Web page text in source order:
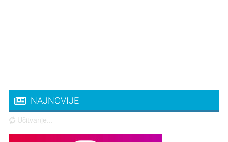
NAJNOVIJE
Učitvanje...